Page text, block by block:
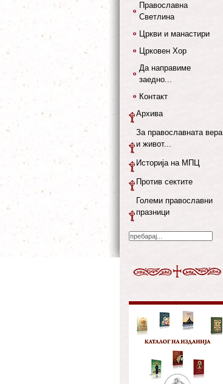
Православна
Светлина
Цркви и манастири
Црковен Хор
Да направиме
заедно...
Контакт
Архива
За православната вера
и живот...
Историја на МПЦ
Против сектите
Големи православни
празници